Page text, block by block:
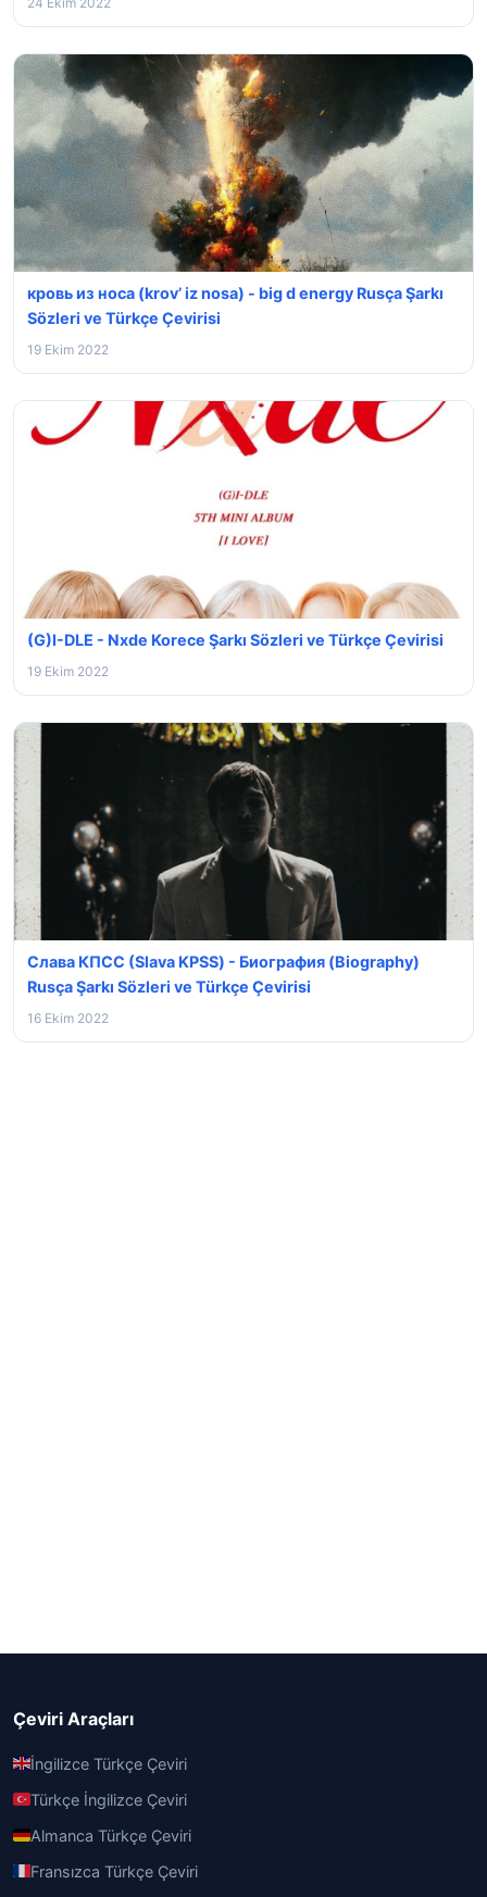
кровь из носа (krov’ iz nosa) - ⁣big d energy Rusça Şarkı
Sözleri ve Türkçe Çevirisi
19 Ekim 2022
(G)I-DLE - Nxde Korece Şarkı Sözleri ve Türkçe Çevirisi
19 Ekim 2022
Слава КПСС (Slava KPSS) - Биография (Biography)
Rusça Şarkı Sözleri ve Türkçe Çevirisi
16 Ekim 2022
Çeviri Araçları
İngilizce Türkçe Çeviri
Türkçe İngilizce Çeviri
Almanca Türkçe Çeviri
Fransızca Türkçe Çeviri